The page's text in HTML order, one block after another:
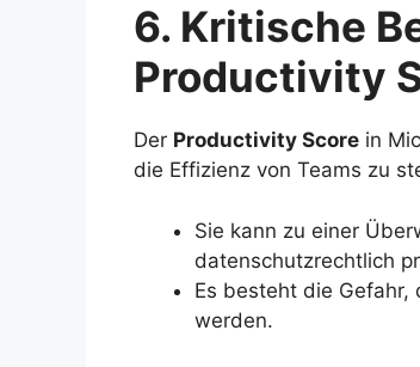
6. Kritische
Productivity
Der Productivity Score in
die Effizienz von Teams zu
Sie kann zu einer
datenschutzrechtlich
Es besteht die
werden.